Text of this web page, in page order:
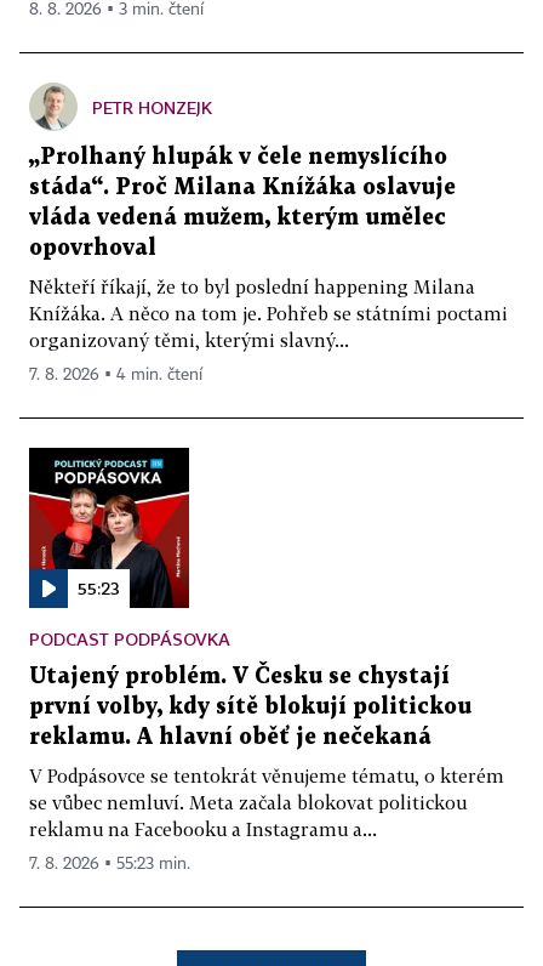
8. 8. 2026 ▪ 3 min. čtení
PETR HONZEJK
„Prolhaný hlupák v čele nemyslícího
stáda“. Proč Milana Knížáka oslavuje
vláda vedená mužem, kterým umělec
opovrhoval
Někteří říkají, že to byl poslední happening Milana
Knížáka. A něco na tom je. Pohřeb se státními poctami
organizovaný těmi, kterými slavný...
7. 8. 2026 ▪ 4 min. čtení
55:23
PODCAST PODPÁSOVKA
Utajený problém. V Česku se chystají
první volby, kdy sítě blokují politickou
reklamu. A hlavní oběť je nečekaná
V Podpásovce se tentokrát věnujeme tématu, o kterém
se vůbec nemluví. Meta začala blokovat politickou
reklamu na Facebooku a Instagramu a...
7. 8. 2026 ▪ 55:23 min.